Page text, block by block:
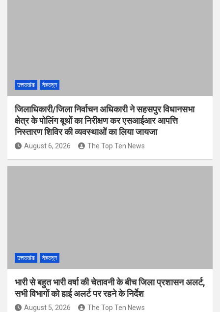
उत्तराखंड देहरादून
जिलाधिकारी/जिला निर्वाचन अधिकारी ने सहसपुर विधानसभा
क्षेत्र के पोलिंग बूथों का निरीक्षण कर एसआईआर आपत्ति
निस्तारण शिविर की व्यवस्थाओं का लिया जायजा
August 6, 2026 The Top Ten News
उत्तराखंड देहरादून
भारी से बहुत भारी वर्षा की चेतावनी के बीच जिला प्रशासन अलर्ट,
सभी विभागों को हाई अलर्ट पर रहने के निर्देश
August 5, 2026 The Top Ten News